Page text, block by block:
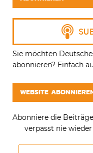
Sie möchten
abonnieren? Einfach
WEBSITE
Abonniere die
verpasst nie